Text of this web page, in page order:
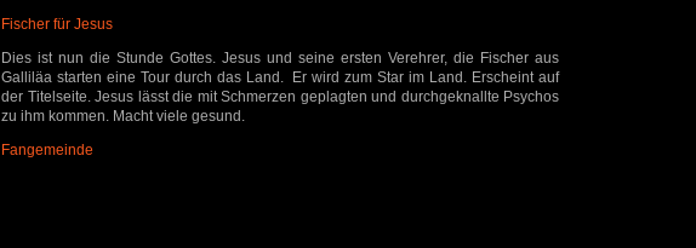
Fischer für Jesus
Dies ist nun die Stunde Gottes. Jesus und seine ersten Verehrer, die Fischer aus
Galliläa starten eine Tour durch das Land. Er wird zum Star im Land. Erscheint auf
der Titelseite. Jesus lässt die mit Schmerzen geplagten und durchgeknallte Psychos
zu ihm kommen. Macht viele gesund.
Fangemeinde